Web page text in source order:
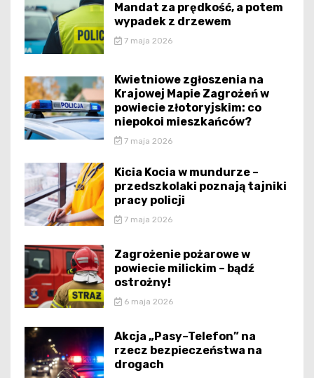
Mandat za prędkość, a potem
wypadek z drzewem
7 maja 2026
Kwietniowe zgłoszenia na
Krajowej Mapie Zagrożeń w
powiecie złotoryjskim: co
niepokoi mieszkańców?
7 maja 2026
Kicia Kocia w mundurze –
przedszkolaki poznają tajniki
pracy policji
7 maja 2026
Zagrożenie pożarowe w
powiecie milickim – bądź
ostrożny!
6 maja 2026
Akcja „Pasy–Telefon” na
rzecz bezpieczeństwa na
drogach